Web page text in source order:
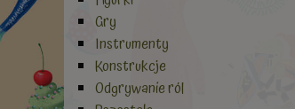
Gry
Instrumenty
Konstrukcje
Odgrywanie ról